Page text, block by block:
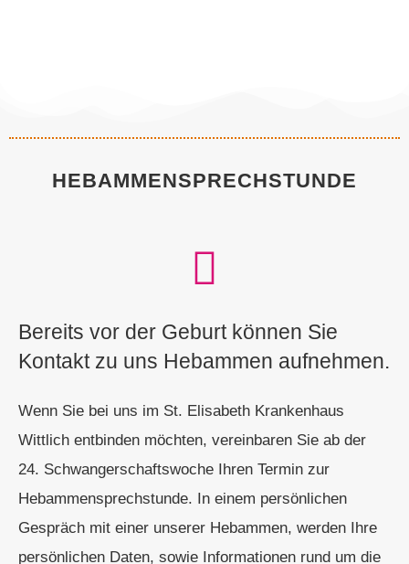
HEBAMMENSPRECHSTUNDE
Bereits vor der Geburt können Sie
Kontakt zu uns Hebammen aufnehmen.
Wenn Sie bei uns im St. Elisabeth Krankenhaus
Wittlich entbinden möchten, vereinbaren Sie ab der
24. Schwangerschaftswoche Ihren Termin zur
Hebammensprechstunde. In einem persönlichen
Gespräch mit einer unserer Hebammen, werden Ihre
persönlichen Daten, sowie Informationen rund um die